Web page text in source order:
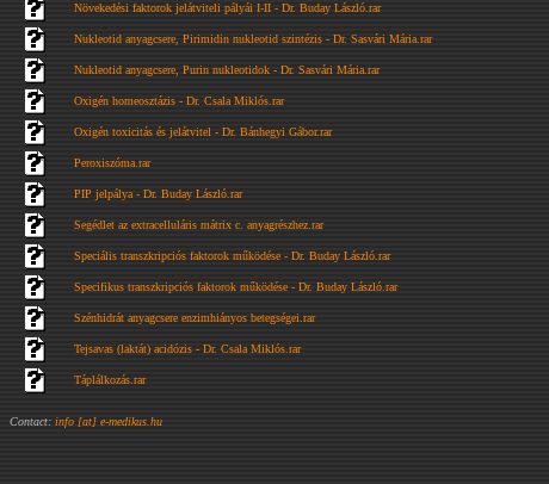
Növekedési faktorok jelátviteli pályái I-II - Dr. Buday László.rar
Nukleotid anyagcsere, Pirimidin nukleotid szintézis - Dr. Sasvári Mária.rar
Nukleotid anyagcsere, Purin nukleotidok - Dr. Sasvári Mária.rar
Oxigén homeosztázis - Dr. Csala Miklós.rar
Oxigén toxicitás és jelátvitel - Dr. Bánhegyi Gábor.rar
Peroxiszóma.rar
PIP jelpálya - Dr. Buday László.rar
Segédlet az extracelluláris mátrix c. anyagrészhez.rar
Speciális transzkripciós faktorok működése - Dr. Buday László.rar
Specifikus transzkripciós faktorok működése - Dr. Buday László.rar
Szénhidrát anyagcsere enzimhiányos betegségei.rar
Tejsavas (laktát) acidózis - Dr. Csala Miklós.rar
Táplálkozás.rar
Contact: info [at] e-medikus.hu